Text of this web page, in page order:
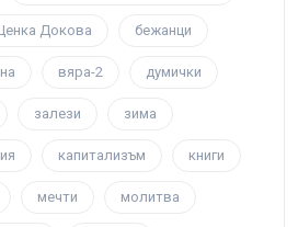
Докова бежанци
вяра-2 думички
залези зима
капитализъм книги
мечти молитва